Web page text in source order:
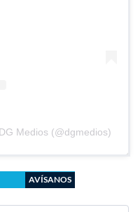
Medios (@dgmedios)
AVÍSANOS